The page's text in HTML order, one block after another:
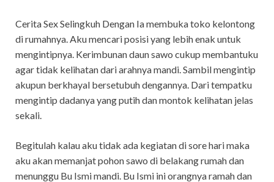
Cerita Sex Selingkuh Dengan Ia membuka toko kelontong
di rumahnya. Aku mencari posisi yang lebih enak untuk
mengintipnya. Kerimbunan daun sawo cukup membantuku
agar tidak kelihatan dari arahnya mandi. Sambil mengintip
akupun berkhayal bersetubuh dengannya. Dari tempatku
mengintip dadanya yang putih dan montok kelihatan jelas
sekali.
Begitulah kalau aku tidak ada kegiatan di sore hari maka
aku akan memanjat pohon sawo di belakang rumah dan
menunggu Bu Ismi mandi. Bu Ismi ini orangnya ramah dan